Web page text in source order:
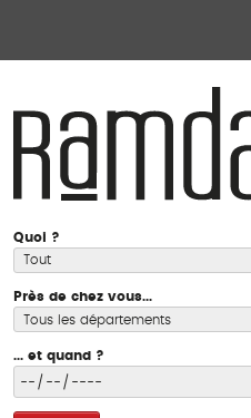
Quoi ?
Près de chez vous...
... et quand ?